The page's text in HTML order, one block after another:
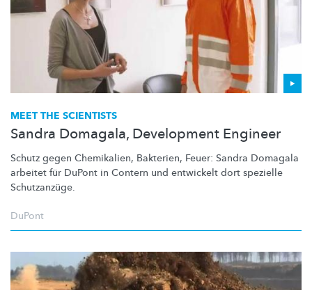
MEET THE SCIENTISTS
Sandra Domagala, Development Engineer
Schutz gegen Chemikalien, Bakterien, Feuer: Sandra Domagala
arbeitet für DuPont in Contern und entwickelt dort spezielle
Schutzanzüge.
DuPont